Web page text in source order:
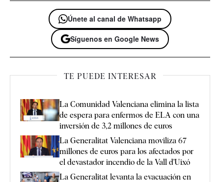
Únete al canal de Whatsapp
Síguenos en Google News
TE PUEDE INTERESAR
La Comunidad Valenciana elimina la lista
de espera para enfermos de ELA con una
inversión de 3,2 millones de euros
La Generalitat Valenciana moviliza 67
millones de euros para los afectados por
el devastador incendio de la Vall d'Uixó
La Generalitat levanta la evacuación en